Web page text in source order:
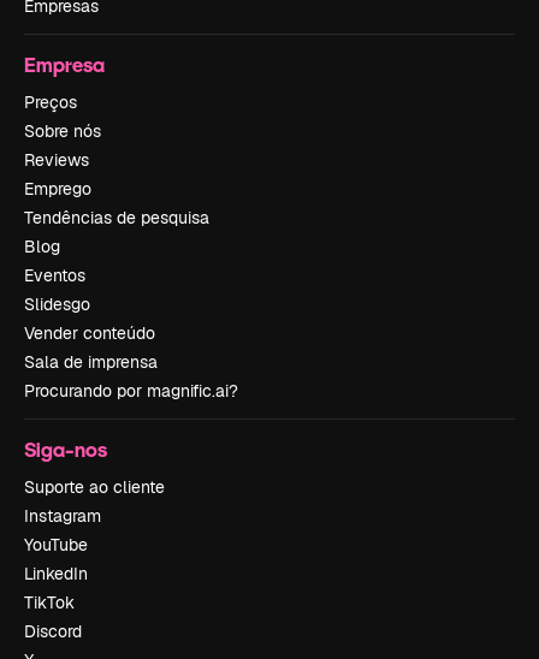
Empresas
Empresa
Preços
Sobre nós
Reviews
Emprego
Tendências de pesquisa
Blog
Eventos
Slidesgo
Vender conteúdo
Sala de imprensa
Procurando por magnific.ai?
Siga-nos
Suporte ao cliente
Instagram
YouTube
LinkedIn
TikTok
Discord